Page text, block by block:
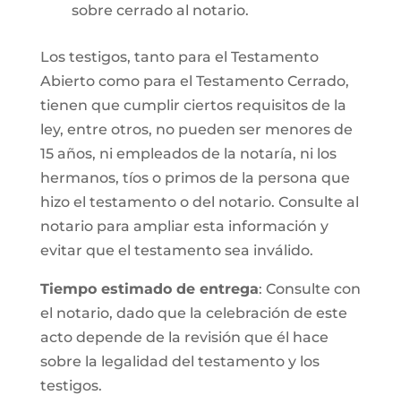
sobre cerrado al notario.
Los testigos, tanto para el Testamento
Abierto como para el Testamento Cerrado,
tienen que cumplir ciertos requisitos de la
ley, entre otros, no pueden ser menores de
15 años, ni empleados de la notaría, ni los
hermanos, tíos o primos de la persona que
hizo el testamento o del notario. Consulte al
notario para ampliar esta información y
evitar que el testamento sea inválido.
Tiempo estimado de entrega: Consulte con
el notario, dado que la celebración de este
acto depende de la revisión que él hace
sobre la legalidad del testamento y los
testigos.